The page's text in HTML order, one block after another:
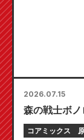
2026.07.15
森の戦士ボ
コアミックス